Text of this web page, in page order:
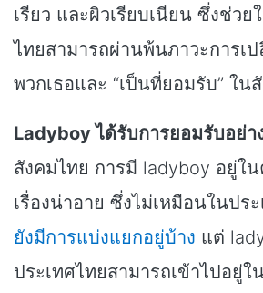
เรียว และผิวเรียบเนียน ซึ่งช่วย
ไทยสามารถผ่านพ้นภาวะการเ
พวกเธอและ “เป็นที่ยอมรับ” ใน
Ladyboy ได้รับการยอมรับอย่า
สังคมไทย การมี ladyboy อยู่ใ
เรื่องน่าอาย ซึ่งไม่เหมือนในปร
ยังมีการแบ่งแยกอยู่บ้าง แต่
ประเทศไทยสามารถเข้าไปอยู่ใ